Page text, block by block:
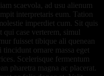
scaevola, ad usu alienum
interpretaris eum. Tation
imperdiet cum. Sit quis
qui case verterem, simul
fuisset tibique ali quenean
ornare massa eget
Scelerisque fermentum
pharetra magna ac placerat.